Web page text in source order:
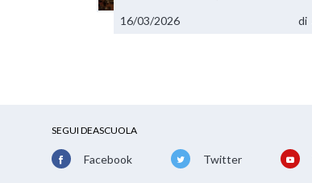
16/03/2026 di
SEGUI DEASCUOLA
Facebook Twitter